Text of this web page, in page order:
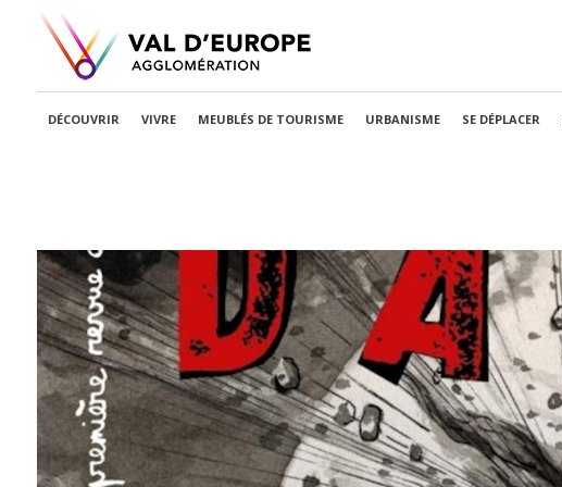
DÉCOUVRIR VIVRE MEUBLÉS DE TOURISME URBANISME SE DÉPLACER